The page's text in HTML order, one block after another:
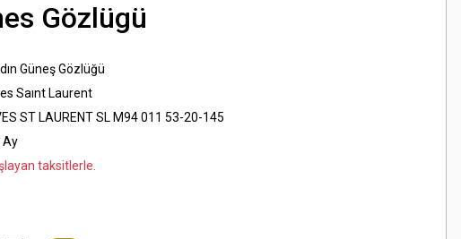
Gözlügü
Güneş Gözlüğü
Saınt Laurent
ST LAURENT SL M94 011 53-20-145
Ay
taksitlerle.